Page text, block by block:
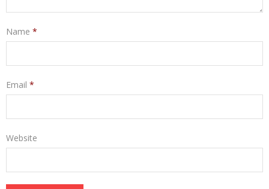
Name *
Email *
Website